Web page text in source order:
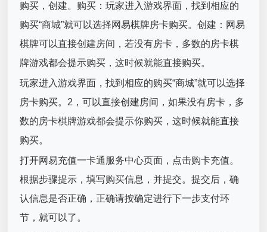
购买，创建。购买：玩家进入游戏界面，找到相应的
购买“商城”就可以选择网易棋牌房卡购买。创建：网易
棋牌可以直接创建房间，若没有房卡，多数的房卡棋
牌游戏都会提示购买，这时候就能直接购买。
玩家进入游戏界面，找到相应的购买“商城”就可以选择
房卡购买。2，可以直接创建房间，如果没有房卡，多
数的房卡棋牌游戏都会提示你购买，这时候就能直接
购买。
打开网易充值一卡通服务中心页面，点击购卡充值。
根据步骤提示，填写购买信息，并提交。提交后，确
认信息是否正确，正确请按确定进行下一步支付环
节，就可以了。